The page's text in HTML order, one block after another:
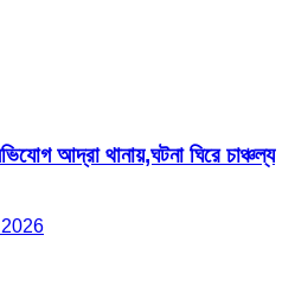
আদ্রা থানায়,ঘটনা ঘিরে চাঞ্চল্য